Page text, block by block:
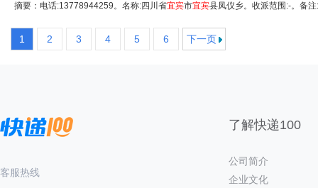
摘要：电话:13778944259。名称:四川省宜宾市宜宾县凤仪乡。收派范围:-。备
1 2 3 4 5 6 下一页
客服热线
了解快递100
公司简介
企业文化